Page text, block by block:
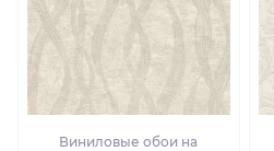
Виниловые обои на